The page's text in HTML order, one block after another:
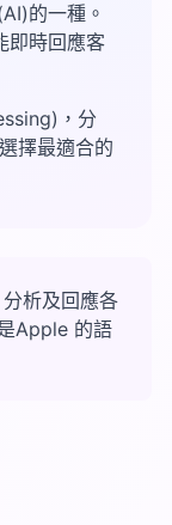
的一種。
即時回應客
，分
擇最適合的
析及回應各
Apple 的語